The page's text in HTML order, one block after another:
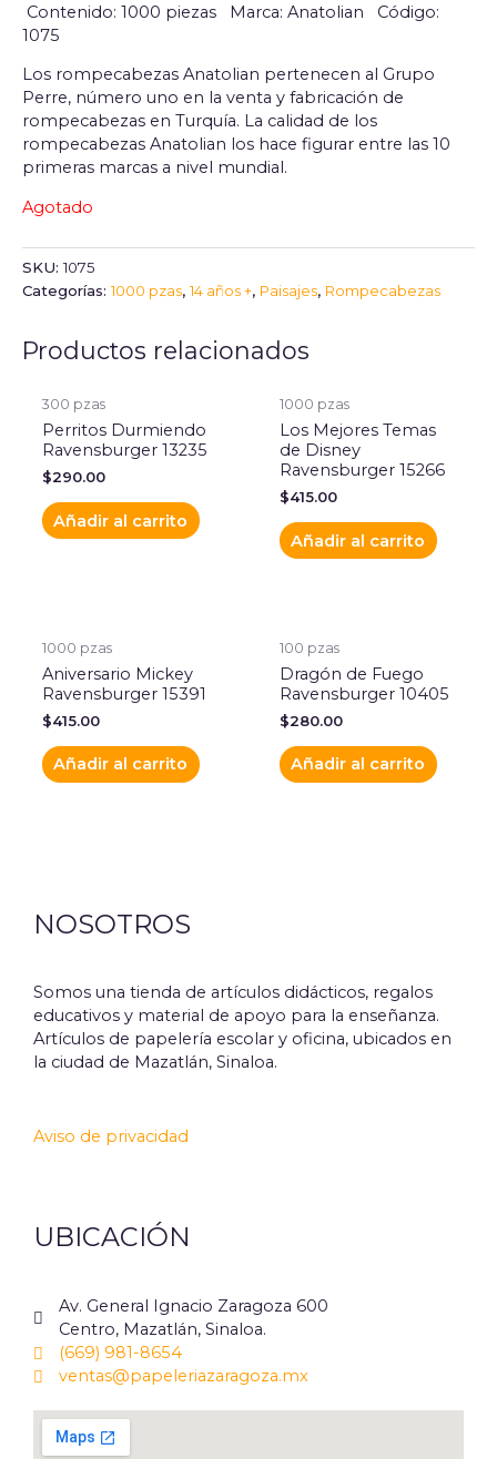
Contenido: 1000 piezas Marca: Anatolian Código:
1075
Los rompecabezas Anatolian pertenecen al Grupo
Perre, número uno en la venta y fabricación de
rompecabezas en Turquía. La calidad de los
rompecabezas Anatolian los hace figurar entre las 10
primeras marcas a nivel mundial.
Agotado
SKU:1075
Categorías:1000 pzas,14 años +, Paisajes, Rompecabezas
Productos relacionados
300 pzas
Perritos Durmiendo
Ravensburger 13235
$290.00
Añadir al carrito
1000 pzas
Los Mejores Temas
de Disney
Ravensburger 15266
$415.00
Añadir al carrito
1000 pzas
Aniversario Mickey
Ravensburger 15391
$415.00
Añadir al carrito
100 pzas
Dragón de Fuego
Ravensburger 10405
$280.00
Añadir al carrito
NOSOTROS
Somos una tienda de artículos didácticos, regalos
educativos y material de apoyo para la enseñanza.
Artículos de papelería escolar y oficina, ubicados en
la ciudad de Mazatlán, Sinaloa.
Aviso de privacidad
UBICACIÓN
Av. General Ignacio Zaragoza 600
Centro, Mazatlán, Sinaloa.
(669) 981-8654
ventas@papeleriazaragoza.mx